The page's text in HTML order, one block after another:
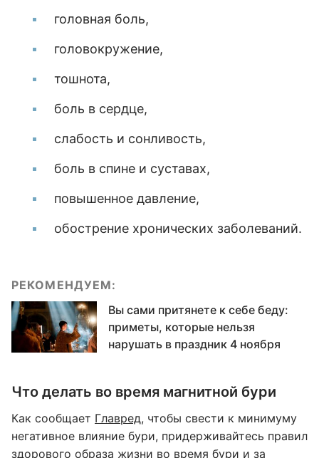
головная боль,
головокружение,
тошнота,
боль в сердце,
слабость и сонливость,
боль в спине и суставах,
повышенное давление,
обострение хронических заболеваний.
РЕКОМЕНДУЕМ:
Вы сами притянете к себе беду:
приметы, которые нельзя
нарушать в праздник 4 ноября
Что делать во время магнитной бури
Как сообщает Главред, чтобы свести к минимуму
негативное влияние бури, придерживайтесь правил
здорового образа жизни во время бури и за